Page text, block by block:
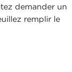
demander un
remplir le